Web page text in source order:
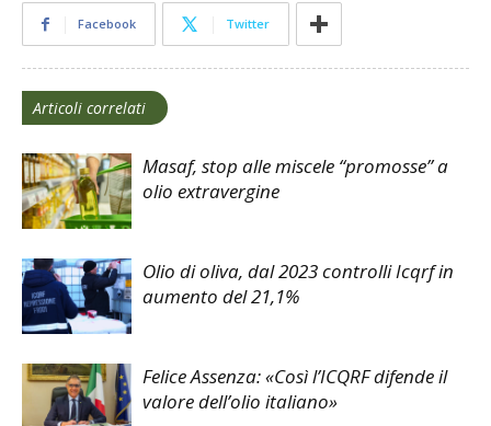
Facebook Twitter
Articoli correlati
Masaf, stop alle miscele “promosse” a
olio extravergine
Olio di oliva, dal 2023 controlli Icqrf in
aumento del 21,1%
Felice Assenza: «Così l’ICQRF difende il
valore dell’olio italiano»